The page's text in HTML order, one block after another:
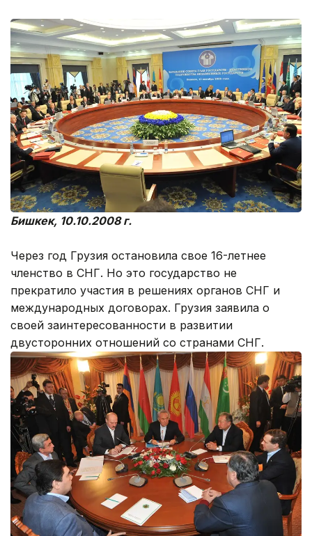
Бишкек, 10.10.2008 г.
Через год Грузия остановила свое 16-летнее
членство в СНГ. Но это государство не
прекратило участия в решениях органов СНГ и
международных договорах. Грузия заявила о
своей заинтересованности в развитии
двусторонних отношений со странами СНГ.